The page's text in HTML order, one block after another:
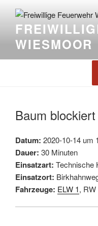
WIESMOOR
Baum
Datum: 2020-10-14 um
Dauer: 30 Minuten
Einsatzart: Technische
Einsatzort:
Fahrzeuge: ELW 1,